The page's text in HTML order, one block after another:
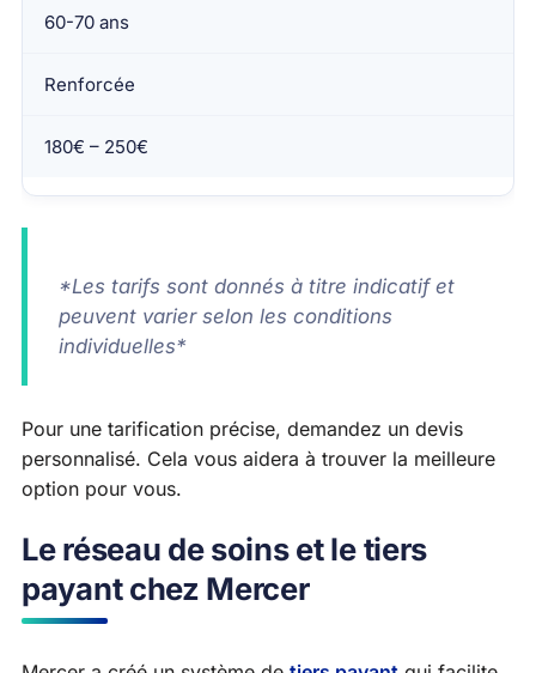
60-70 ans
Renforcée
180€ – 250€
*Les tarifs sont donnés à titre indicatif et
peuvent varier selon les conditions
individuelles*
Pour une tarification précise, demandez un devis
personnalisé. Cela vous aidera à trouver la meilleure
option pour vous.
Le réseau de soins et le tiers
payant chez Mercer